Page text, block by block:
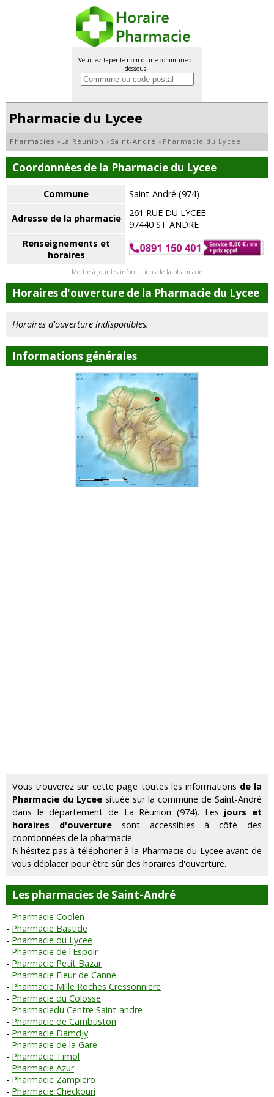
Veuillez taper le nom d'une commune ci-
dessous :
Pharmacie du Lycee
Pharmacies » La Réunion » Saint-André » Pharmacie du Lycee
Coordonnées de la Pharmacie du Lycee
Commune Saint-André (974)
Adresse de la pharmacie
261 RUE DU LYCEE
97440 ST ANDRE
Renseignements et
horaires
Mettre à jour les informations de la pharmacie
Horaires d'ouverture de la Pharmacie du Lycee
Horaires d'ouverture indisponibles.
Informations générales
Vous trouverez sur cette page toutes les informations de la
Pharmacie du Lycee située sur la commune de Saint-André
dans le département de La Réunion (974). Les jours et
horaires d'ouverturesont accessibles à côté des
coordonnées de la pharmacie.
N'hésitez pas à téléphoner à la Pharmacie du Lycee avant de
vous déplacer pour être sûr des horaires d'ouverture.
Les pharmacies de Saint-André
Pharmacie Coolen
Pharmacie Bastide
Pharmacie du Lycee
Pharmacie de l'Espoir
Pharmacie Petit Bazar
Pharmacie Fleur de Canne
Pharmacie Mille Roches Cressonniere
Pharmacie du Colosse
Pharmaciedu Centre Saint-andre
Pharmacie de Cambuston
Pharmacie Damdjy
Pharmacie de la Gare
Pharmacie Timol
Pharmacie Azur
Pharmacie Zampiero
Pharmacie Checkouri